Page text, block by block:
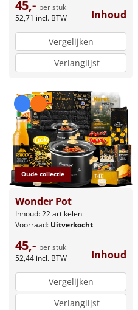
45,- per stuk
52,71 incl. BTW Inhoud
Vergelijken
Verlanglijst
Oude collectie
Wonder Pot
Inhoud: 22 artikelen
Voorraad: Uitverkocht
45,- per stuk
52,44 incl. BTW Inhoud
Vergelijken
Verlanglijst